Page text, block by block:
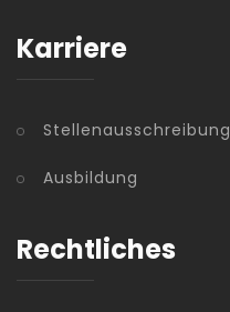
Karriere
Stellenausschreibung
Ausbildung
Rechtliches